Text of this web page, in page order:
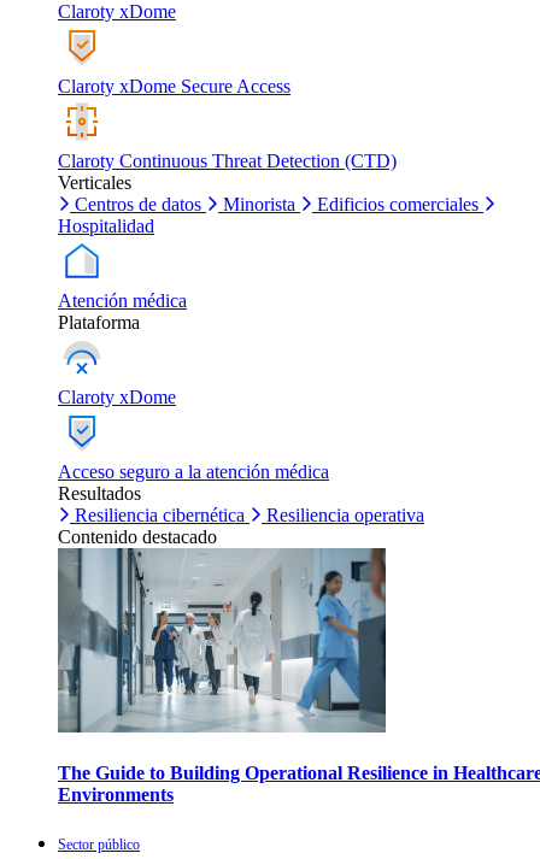
Claroty xDome
Claroty xDome Secure Access
Claroty Continuous Threat Detection (CTD)
Verticales
Centros de datos
Minorista
Edificios comerciales
Hospitalidad
Atención médica
Plataforma
Claroty xDome
Acceso seguro a la atención médica
Resultados
Resiliencia cibernética
Resiliencia operativa
Contenido destacado
The Guide to Building Operational Resilience in
Environments
Sector público